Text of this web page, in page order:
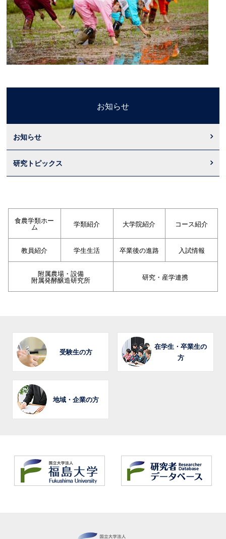
お知らせ
お知らせ
研究トピックス
食農学類ホー
ム 学類紹介 大学院紹介 コース紹介
教員紹介 学生生活 卒業後の進路 入試情報
附属農場・設備
附属発酵醸造研究所 研究・産学連携
受験生の方
在学生・卒業生の
方
地域・企業の方